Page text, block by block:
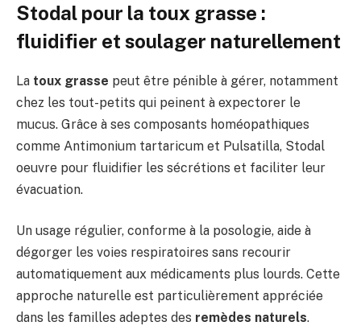
Stodal pour la toux grasse :
fluidifier et soulager naturellement
La toux grasse peut être pénible à gérer, notamment
chez les tout-petits qui peinent à expectorer le
mucus. Grâce à ses composants homéopathiques
comme Antimonium tartaricum et Pulsatilla, Stodal
oeuvre pour fluidifier les sécrétions et faciliter leur
évacuation.
Un usage régulier, conforme à la posologie, aide à
dégorger les voies respiratoires sans recourir
automatiquement aux médicaments plus lourds. Cette
approche naturelle est particulièrement appréciée
dans les familles adeptes des remèdes naturels.